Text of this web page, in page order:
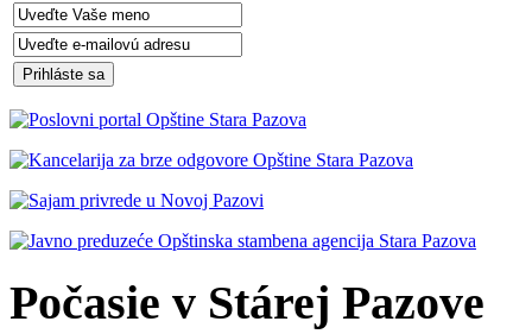
Počasie v Stárej Pazove